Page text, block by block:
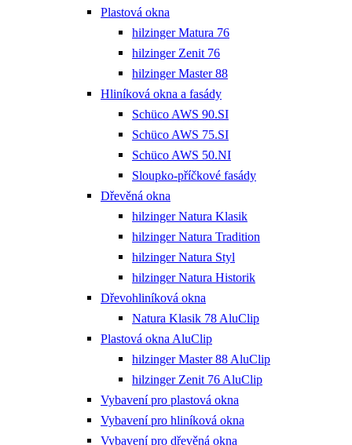
Plastová okna
hilzinger Matura 76
hilzinger Zenit 76
hilzinger Master 88
Hliníková okna a fasády
Schüco AWS 90.SI
Schüco AWS 75.SI
Schüco AWS 50.NI
Sloupko-příčkové fasády
Dřevěná okna
hilzinger Natura Klasik
hilzinger Natura Tradition
hilzinger Natura Styl
hilzinger Natura Historik
Dřevohliníková okna
Natura Klasik 78 AluClip
Plastová okna AluClip
hilzinger Master 88 AluClip
hilzinger Zenit 76 AluClip
Vybavení pro plastová okna
Vybavení pro hliníková okna
Vybavení pro dřevěná okna